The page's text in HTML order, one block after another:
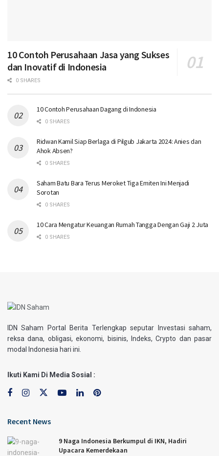
10 Contoh Perusahaan Jasa yang Sukses
dan Inovatif di Indonesia
0 SHARES
10 Contoh Perusahaan Dagang di Indonesia
0 SHARES
Ridwan Kamil Siap Berlaga di Pilgub Jakarta 2024: Anies dan
Ahok Absen?
0 SHARES
Saham Batu Bara Terus Meroket Tiga Emiten Ini Menjadi
Sorotan
0 SHARES
10 Cara Mengatur Keuangan Rumah Tangga Dengan Gaji 2 Juta
0 SHARES
IDN Saham Portal Berita Terlengkap seputar Investasi saham,
reksa dana, obligasi, ekonomi, bisinis, Indeks, Crypto dan pasar
modal Indonesia hari ini.
Ikuti Kami Di Media Sosial :
Recent News
9 Naga Indonesia Berkumpul di IKN, Hadiri
Upacara Kemerdekaan